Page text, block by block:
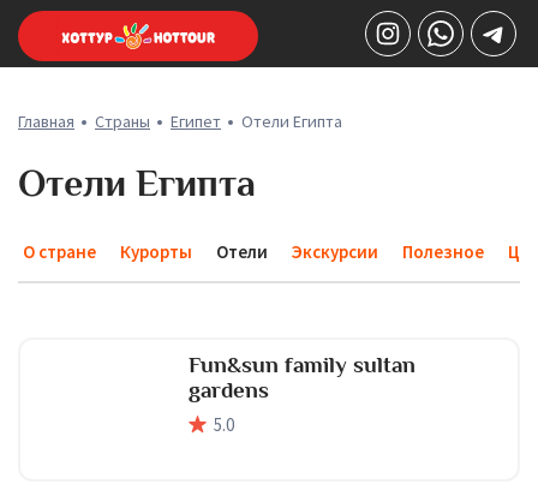
Главная Страны Египет Отели Египта
Отели Египта
О стране Курорты Отели Экскурсии Полезное
Fun&sun family sultan
gardens
5.0